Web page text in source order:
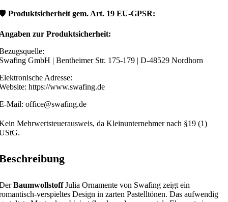
Produktsicherheit gem. Art. 19 EU-GPSR:
zur Produktsicherheit:
GmbH | Bentheimer Str. 175-179 | D-48529 Nordhorn
Adresse:
https://www.swafing.de
Mail: office@swafing.de
Mehrwertsteuerausweis, da Kleinunternehmer nach §19 (1)
BaumwollstoffJulia Ornamente von Swafing zeigt ein
verspieltes Design in zarten Pastelltönen. Das aufwendig